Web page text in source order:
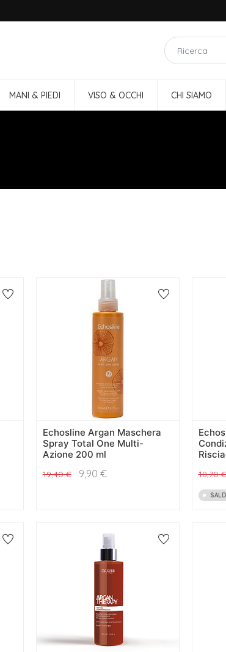
MANI & PIEDI VISO & OCCHI CHI SIAMO
Echosline Argan Maschera
Spray Total One Multi-
Azione 200 ml
19,40€ 9,90 € 18,70€